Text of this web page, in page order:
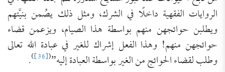
الروايات الفقهية داخلًا في الشرك، ومثل ذلك يصُمن بنيَّتهم
ويطلبن حوائجهن منهم بواسطة هذا الصيام، ويزعمن قضاء
حوائجهن منهم! وهذا الفعل إشراك للغير في عبادة الله تعالى
وطلب لقضاء الحوائج من الغير بواسطة العبادة إليه”(
[36]
)
.